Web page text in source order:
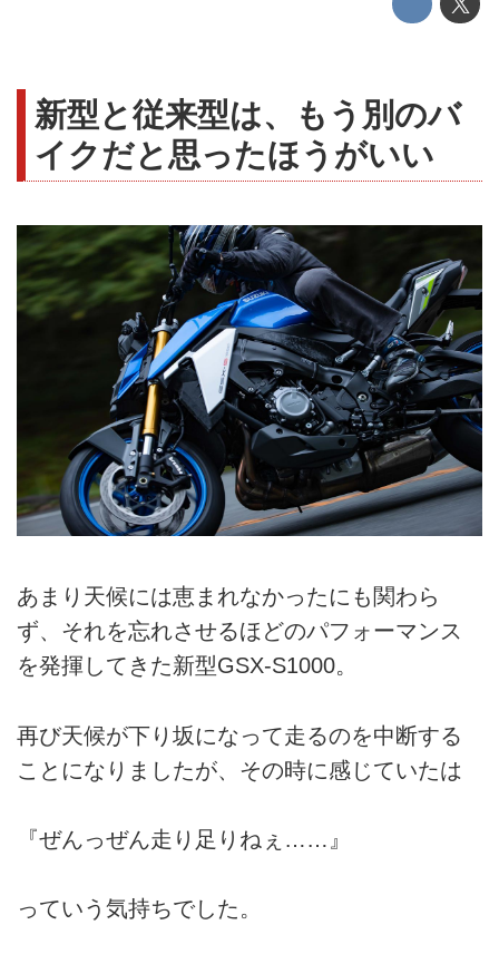
新型と従来型は、もう別のバ
イクだと思ったほうがいい
あまり天候には恵まれなかったにも関わら
ず、それを忘れさせるほどのパフォーマンス
を発揮してきた新型GSX-S1000。
再び天候が下り坂になって走るのを中断する
ことになりましたが、その時に感じていたは
『ぜんっぜん走り足りねぇ……』
っていう気持ちでした。